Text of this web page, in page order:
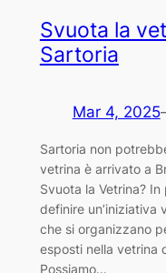
Svuota la
Sartoria
Mar 4, 2025
Sartoria non
vetrina è arrivato a
Svuota la Vetrina?
definire un’iniziativa
che si organizzano
esposti nella vetrina
Possiamo…